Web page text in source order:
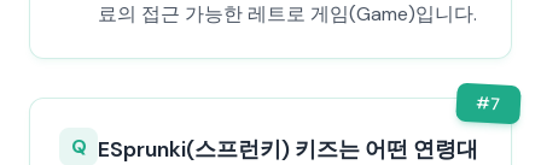
료의 접근 가능한 레트로 게임(Game)입니다.
#7
Q ESprunki(스프런키) 키즈는 어떤 연령대